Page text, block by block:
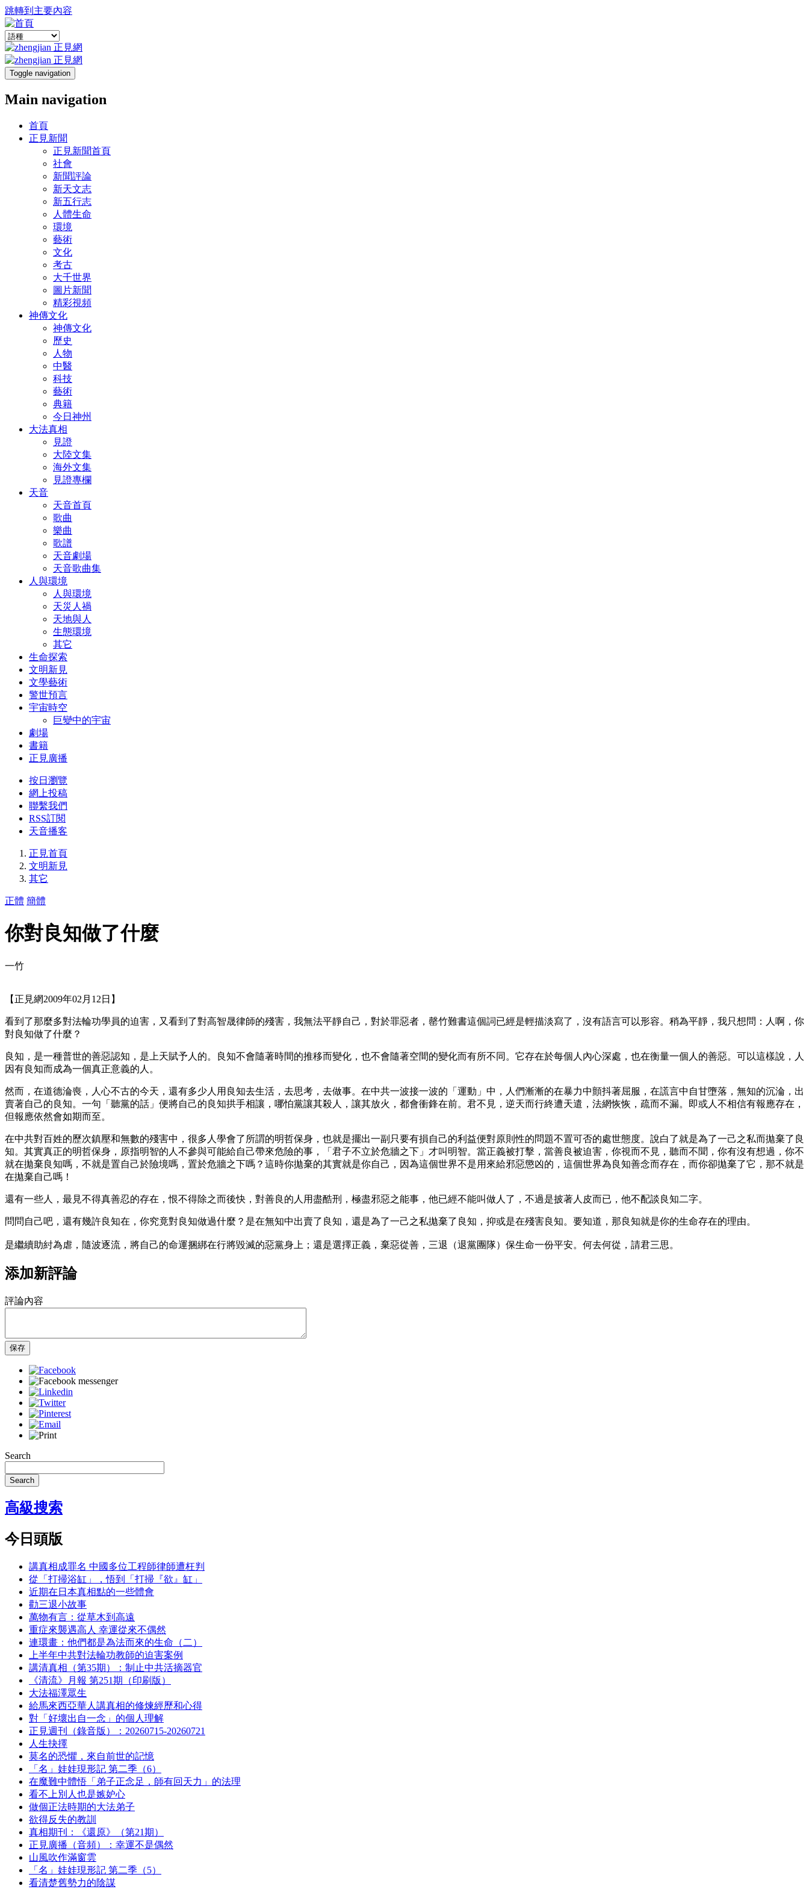
跳轉到主要內容
Toggle navigation
Main navigation
首頁
正見新聞
正見新聞首頁
社會
新聞評論
新天文志
新五行志
人體生命
環境
藝術
文化
考古
大千世界
圖片新聞
精彩視頻
神傳文化
神傳文化
歷史
人物
中醫
科技
藝術
典籍
今日神州
大法真相
見證
大陸文集
海外文集
見證專欄
天音
天音首頁
歌曲
樂曲
歌譜
天音劇場
天音歌曲集
人與環境
人與環境
天災人禍
天地與人
生態環境
其它
生命探索
文明新見
文學藝術
警世預言
宇宙時空
巨變中的宇宙
劇場
書籍
正見廣播
按日瀏覽
網上投稿
聯繫我們
RSS訂閱
天音播客
正見首頁
文明新見
其它
正體 簡體
你對良知做了什麼
一竹
【正見網2009年02月12日】
看到了那麼多對法輪功學員的迫害，又看到了對高智晟律師的殘害，我無法平靜自己，對於罪惡者，罄竹難書這個詞已經是輕描淡寫了，沒有語言可以形容。稍為平靜，我只想問：人啊，你
對良知做了什麼？
良知，是一種普世的善惡認知，是上天賦予人的。良知不會隨著時間的推移而變化，也不會隨著空間的變化而有所不同。它存在於每個人內心深處，也在衡量一個人的善惡。可以這樣說，人
因有良知而成為一個真正意義的人。
然而，在道德淪喪，人心不古的今天，還有多少人用良知去生活，去思考，去做事。在中共一波接一波的「運動」中，人們漸漸的在暴力中顫抖著屈服，在謊言中自甘墮落，無知的沉淪，出
賣著自己的良知。一句「聽黨的話」便將自己的良知拱手相讓，哪怕黨讓其殺人，讓其放火，都會衝鋒在前。君不見，逆天而行終遭天遣，法網恢恢，疏而不漏。即或人不相信有報應存在，
但報應依然會如期而至。
在中共對百姓的歷次鎮壓和無數的殘害中，很多人學會了所謂的明哲保身，也就是擺出一副只要有損自己的利益便對原則性的問題不置可否的處世態度。說白了就是為了一己之私而拋棄了良
知。其實真正的明哲保身，原指明智的人不參與可能給自己帶來危險的事，「君子不立於危牆之下」才叫明智。當正義被打擊，當善良被迫害，你視而不見，聽而不聞，你有沒有想過，你不
就在拋棄良知嗎，不就是置自己於險境嗎，置於危牆之下嗎？這時你拋棄的其實就是你自己，因為這個世界不是用來給邪惡懲凶的，這個世界為良知善念而存在，而你卻拋棄了它，那不就是
在拋棄自己嗎！
還有一些人，最見不得真善忍的存在，恨不得除之而後快，對善良的人用盡酷刑，極盡邪惡之能事，他已經不能叫做人了，不過是披著人皮而已，他不配談良知二字。
問問自己吧，還有幾許良知在，你究竟對良知做過什麼？是在無知中出賣了良知，還是為了一己之私拋棄了良知，抑或是在殘害良知。要知道，那良知就是你的生命存在的理由。
是繼續助紂為虐，隨波逐流，將自己的命運捆綁在行將毀滅的惡黨身上；還是選擇正義，棄惡從善，三退（退黨團隊）保生命一份平安。何去何從，請君三思。
添加新評論
評論內容
保存
Search
Search
高級搜索
今日頭版
講真相成罪名 中國多位工程師律師遭枉判
從「打掃浴缸」，悟到「打掃『欲』缸」
近期在日本真相點的一些體會
勸三退小故事
萬物有言：從草木到高遠
重症來襲遇高人 幸運從來不偶然
連環畫：他們都是為法而來的生命（二）
上半年中共對法輪功教師的迫害案例
講清真相（第35期）：制止中共活摘器官
《清流》月報 第251期（印刷版）
大法福澤眾生
給馬來西亞華人講真相的修煉經歷和心得
對「好壞出自一念」的個人理解
正見週刊（錄音版）：20260715-20260721
人生抉擇
莫名的恐懼，來自前世的記憶
「名」娃娃現形記 第二季（6）
在魔難中體悟「弟子正念足，師有回天力」的法理
看不上別人也是嫉妒心
做個正法時期的大法弟子
欲得反失的教訓
真相期刊：《還原》（第21期）
正見廣播（音頻）：幸運不是偶然
山風吹作滿窗雲
「名」娃娃現形記 第二季（5）
看清楚舊勢力的陰謀